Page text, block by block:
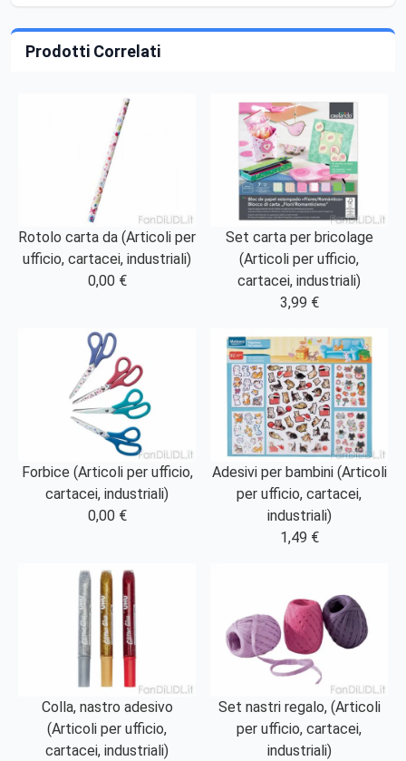
Prodotti Correlati
Rotolo carta da (Articoli per
ufficio, cartacei, industriali)
0,00 €
Set carta per bricolage
(Articoli per ufficio,
cartacei, industriali)
3,99 €
Forbice (Articoli per ufficio,
cartacei, industriali)
0,00 €
Adesivi per bambini (Articoli
per ufficio, cartacei,
industriali)
1,49 €
Colla, nastro adesivo
(Articoli per ufficio,
cartacei, industriali)
Set nastri regalo, (Articoli
per ufficio, cartacei,
industriali)